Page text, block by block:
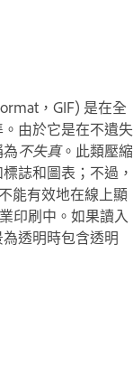
，GIF) 是在全
由於它是在不遺失
不失真。此類壓縮
誌和圖表；不過，
能有效地在線上顯
印刷中。如果讀入
透明時包含透明